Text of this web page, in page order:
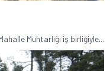
Muhtarlığı iş birliğiyle...